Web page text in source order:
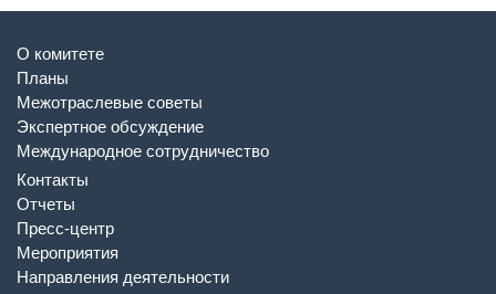
О комитете
Планы
Межотраслевые советы
Экспертное обсуждение
Международное сотрудничество
Контакты
Отчеты
Пресс-центр
Мероприятия
Направления деятельности